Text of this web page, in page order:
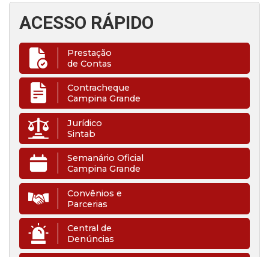
ACESSO RÁPIDO
Prestação
de Contas
Contracheque
Campina Grande
Jurídico
Sintab
Semanário Oficial
Campina Grande
Convênios e
Parcerias
Central de
Denúncias